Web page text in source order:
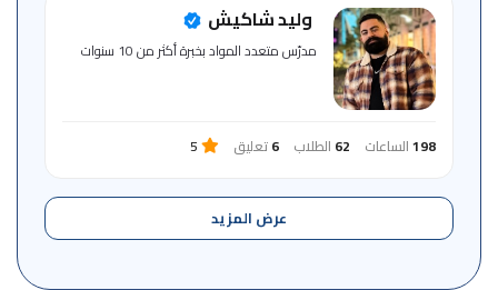
وليد شاكيش
مدرّس متعدد المواد بخبرة أكثر من 10 سنوات
198الساعات 62 الطلاب 6تعليق 5
عرض المزيد